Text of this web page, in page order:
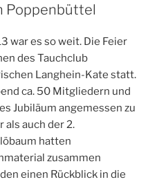
Poppenbüttel
war es so weit. Die Feier
des Tauchclub
Langhein-Kate statt.
ca. 50 Mitgliedern und
Jubiläum angemessen zu
als auch der 2.
hatten
zusammen
einen Rückblick in die